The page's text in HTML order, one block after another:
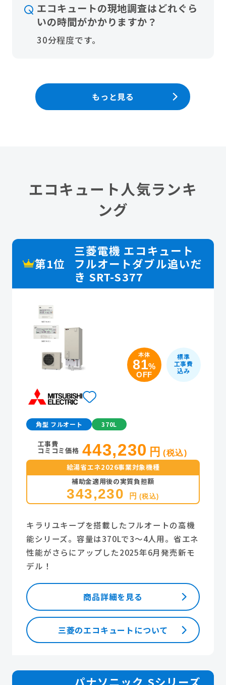
エコキュートの現地調査はどれぐら
いの時間がかかりますか？
30分程度です。
もっと見る
エコキュート人気ランキ
ング
第1位
三菱電機 エコキュート
フルオートダブル追いだ
き SRT-S377
角型 フルオート 370L
本体
81%
OFF
標準
工事費
込み
キラリユキープを搭載したフルオートの高機
能シリーズ。容量は370Lで3～4人用。省エネ
性能がさらにアップした2025年6月発売新モ
デル！
給湯省エネ2026事業対象機種
補助金適用後の実質負担額
343,230 円 (税込)
工事費
コミコミ価格 443,230 円 (税込)
商品詳細を見る
三菱のエコキュートについて
パナソニック Sシリーズ